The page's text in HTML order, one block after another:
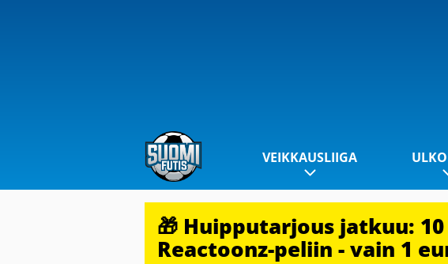
VEIKKAUSLIIGA
🎁 Huipputarjous jatkuu:
Reactoonz-peliin - vain 1